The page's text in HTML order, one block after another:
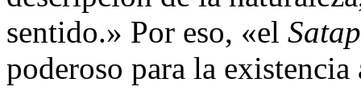
sentido.» Por eso, «el
poderoso para la existencia